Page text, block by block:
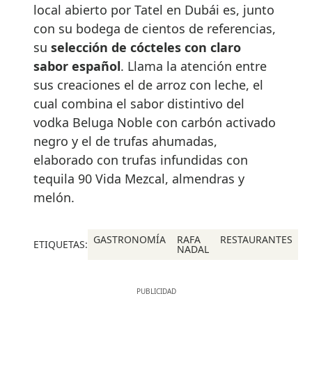
local abierto por Tatel en Dubái es, junto
con su bodega de cientos de referencias,
su selección de cócteles con claro
sabor español. Llama la atención entre
sus creaciones el de arroz con leche, el
cual combina el sabor distintivo del
vodka Beluga Noble con carbón activado
negro y el de trufas ahumadas,
elaborado con trufas infundidas con
tequila 90 Vida Mezcal, almendras y
melón.
ETIQUETAS: GASTRONOMÍA RAFA
NADAL
RESTAURANTES